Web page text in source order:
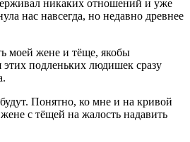
никаких отношений и уже
нас навсегда, но недавно древнее
моей жене и тёще, якобы
этих подленьких людишек сразу
Понятно, ко мне и на кривой
с тёщей на жалость надавить